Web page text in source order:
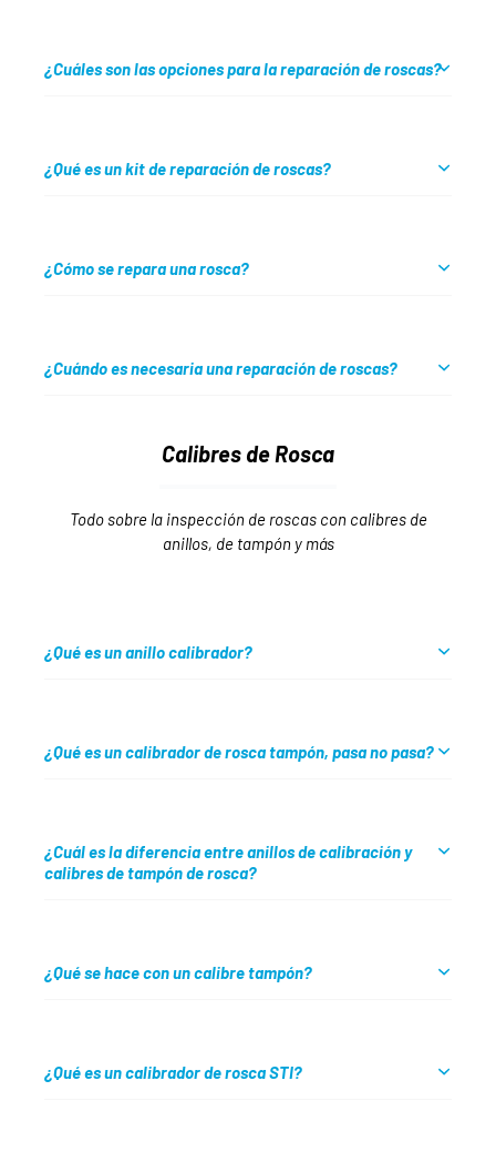
¿Cuáles son las opciones para la reparación de roscas?
¿Qué es un kit de reparación de roscas?
¿Cómo se repara una rosca?
¿Cuándo es necesaria una reparación de roscas?
Calibres de Rosca
Todo sobre la inspección de roscas con calibres de
anillos, de tampón y más
¿Qué es un anillo calibrador?
¿Qué es un calibrador de rosca tampón, pasa no pasa?
¿Cuál es la diferencia entre anillos de calibración y
calibres de tampón de rosca?
¿Qué se hace con un calibre tampón?
¿Qué es un calibrador de rosca STI?